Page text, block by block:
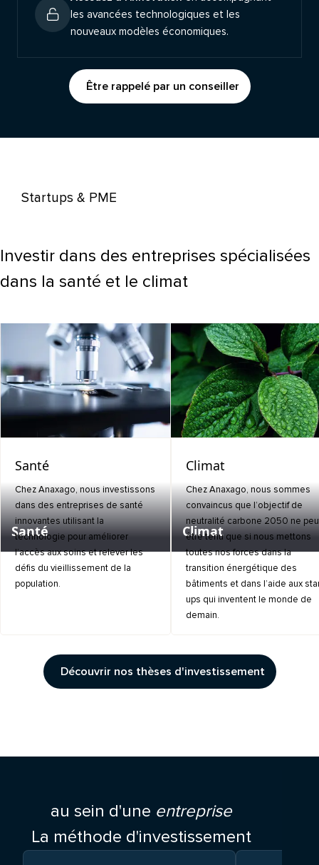
les avancées technologiques et les
nouveaux modèles économiques.
Être rappelé par un conseiller
Startups & PME
Investir dans des entreprises spécialisées
dans la santé et le climat
Santé
Santé
Chez Anaxago, nous investissons
dans des entreprises de santé
innovantes utilisant la
technologie pour améliorer
l’accès aux soins et relever les
défis du vieillissement de la
population.
Climat
Climat
Chez Anaxago, nous sommes
convaincus que l’objectif de
neutralité carbone 2050 ne
être tenu que si nous mettons
toutes nos forces dans la
transition énergétique des
bâtiments et dans l’aide aux
ups qui inventent le monde de
demain.
Découvrir nos thèses d'investissement
La méthode d'investissement
au sein d'une entreprise